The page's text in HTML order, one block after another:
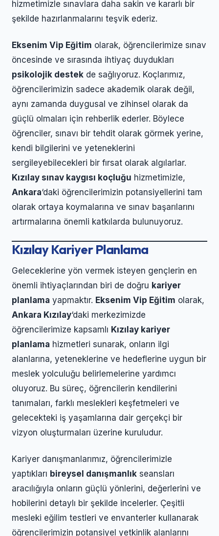
hizmetimizle sınavlara daha sakin ve kararlı bir
şekilde hazırlanmalarını teşvik ederiz.
Eksenim Vip Eğitim olarak, öğrencilerimize sınav
öncesinde ve sırasında ihtiyaç duydukları
psikolojik destek de sağlıyoruz. Koçlarımız,
öğrencilerimizin sadece akademik olarak değil,
aynı zamanda duygusal ve zihinsel olarak da
güçlü olmaları için rehberlik ederler. Böylece
öğrenciler, sınavı bir tehdit olarak görmek yerine,
kendi bilgilerini ve yeteneklerini
sergileyebilecekleri bir fırsat olarak algılarlar.
Kızılay sınav kaygısı koçluğu hizmetimizle,
Ankara‘daki öğrencilerimizin potansiyellerini tam
olarak ortaya koymalarına ve sınav başarılarını
artırmalarına önemli katkılarda bulunuyoruz.
Kızılay Kariyer Planlama
Geleceklerine yön vermek isteyen gençlerin en
önemli ihtiyaçlarından biri de doğru kariyer
planlama yapmaktır. Eksenim Vip Eğitim olarak,
Ankara Kızılay‘daki merkezimizde
öğrencilerimize kapsamlı Kızılay kariyer
planlama hizmetleri sunarak, onların ilgi
alanlarına, yeteneklerine ve hedeflerine uygun bir
meslek yolculuğu belirlemelerine yardımcı
oluyoruz. Bu süreç, öğrencilerin kendilerini
tanımaları, farklı meslekleri keşfetmeleri ve
gelecekteki iş yaşamlarına dair gerçekçi bir
vizyon oluşturmaları üzerine kuruludur.
Kariyer danışmanlarımız, öğrencilerimizle
yaptıkları bireysel danışmanlık seansları
aracılığıyla onların güçlü yönlerini, değerlerini ve
hobilerini detaylı bir şekilde incelerler. Çeşitli
mesleki eğilim testleri ve envanterler kullanarak
öğrencilerimizin potansiyel yetkinlik alanlarını